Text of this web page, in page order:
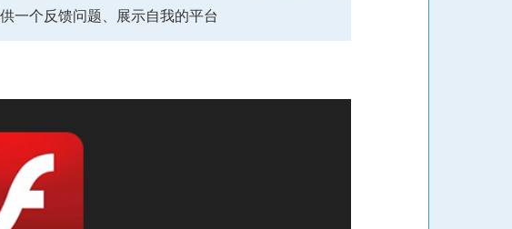
一个反馈问题、展示自我的平台